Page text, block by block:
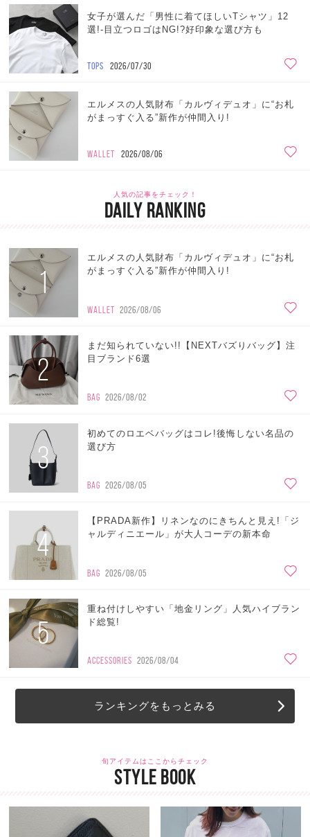
女子が選んだ「男性に着てほしいTシャツ」12
選!-目立つロゴはNG!?好印象な選び方も
TOPS 2026/07/30
エルメスの人気財布「カルヴィデュオ」に“お札
がまっすぐ入る”新作が仲間入り!
WALLET 2026/08/06
人気の記事をチェック！
DAILY RANKING
1
エルメスの人気財布「カルヴィデュオ」に“お札
がまっすぐ入る”新作が仲間入り!
WALLET 2026/08/06
2
まだ知られていない!!【NEXTバズりバッグ】注
目ブランド6選
BAG 2026/08/02
3
初めてのロエベバッグはコレ!後悔しない名品の
選び方
BAG 2026/08/05
4
【PRADA新作】リネンなのにきちんと見え!「ジ
ャルディニエール」が大人コーデの新本命
BAG 2026/08/05
5
重ね付けしやすい「地金リング」人気ハイブラン
ド総覧!
ACCESSORIES 2026/08/04
ランキングをもっとみる
旬アイテムはここからチェック
STYLE BOOK